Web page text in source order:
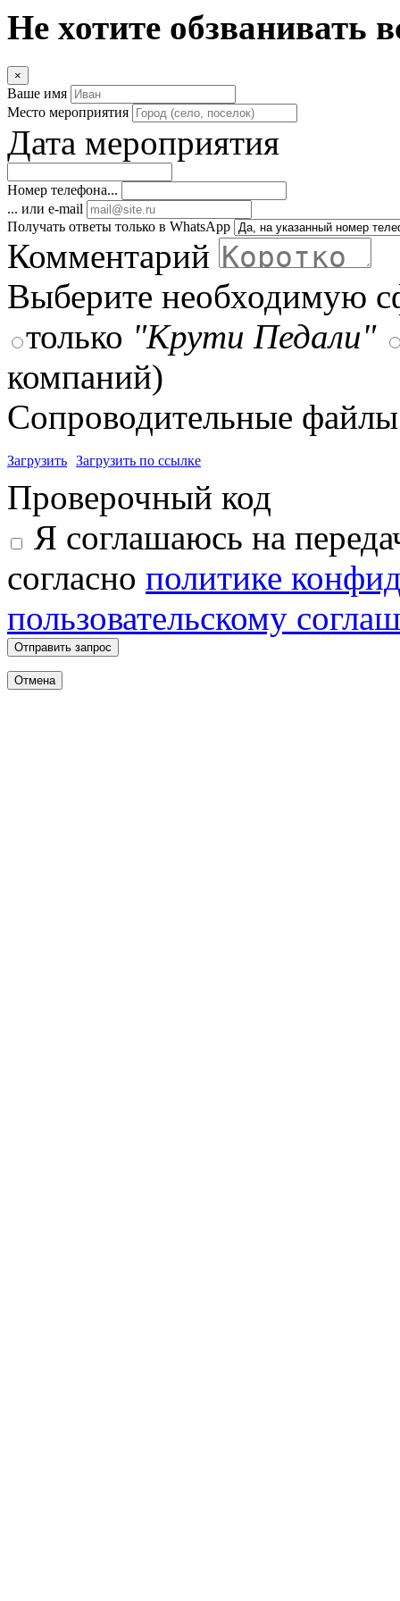
Не хотите обзванивать
×
Ваше имя
Место мероприятия
Дата мероприятия
Номер телефона...
... или e-mail
Получать ответы только в WhatsApp
Комментарий
Выберите необходимую
только "Крути Педали"
компаний)
Сопроводительные
Загрузить Загрузить по ссылке
Проверочный код
Я соглашаюсь на
согласно политике
пользовательскому
Отправить запрос
Отмена